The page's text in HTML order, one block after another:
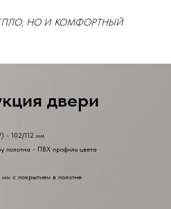
НО И КОМФОРТНЫЙ
- 102/112 мм
полотна - ПВХ профиль цвета
с покрытием в полотне
двери